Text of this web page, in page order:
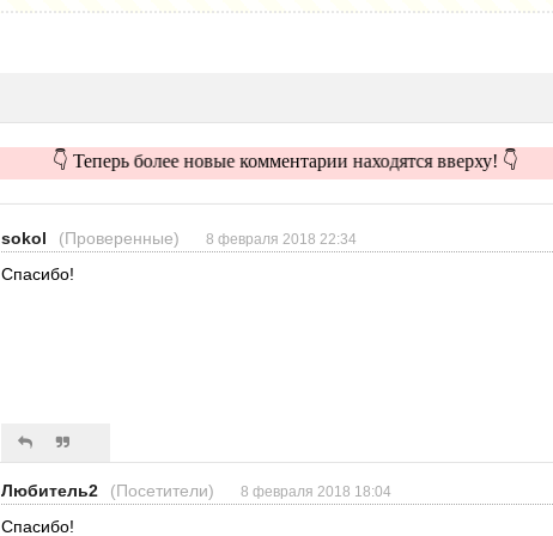
👇 Теперь более новые комментарии находятся вверху! 👇
sokol (Проверенные) 8 февраля 2018 22:34
Спасибо!
Любитель2 (Посетители) 8 февраля 2018 18:04
Спасибо!